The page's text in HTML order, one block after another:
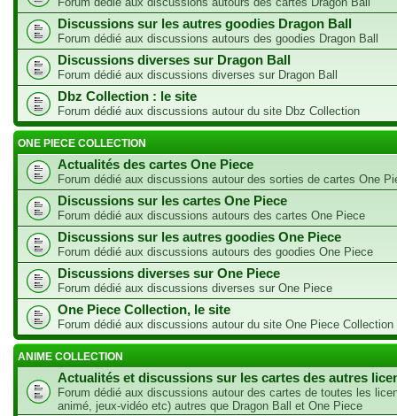
Discussions sur les autres goodies Dragon Ball
Forum dédié aux discussions autours des goodies Dragon Ball
Discussions diverses sur Dragon Ball
Forum dédié aux discussions diverses sur Dragon Ball
Dbz Collection : le site
Forum dédié aux discussions autour du site Dbz Collection
ONE PIECE COLLECTION
Actualités des cartes One Piece
Forum dédié aux discussions autour des sorties de cartes One
Discussions sur les cartes One Piece
Forum dédié aux discussions autours des cartes One Piece
Discussions sur les autres goodies One Piece
Forum dédié aux discussions autours des goodies One Piece
Discussions diverses sur One Piece
Forum dédié aux discussions diverses sur One Piece
One Piece Collection, le site
Forum dédié aux discussions autour du site One Piece Collection
ANIME COLLECTION
Actualités et discussions sur les cartes des autres
Forum dédié aux discussions autour des cartes de toutes les
animé, jeux-vidéo etc) autres que Dragon Ball et One Piece